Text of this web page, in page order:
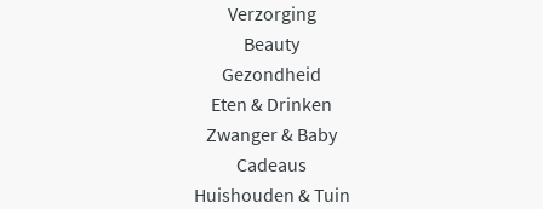
Verzorging
Beauty
Gezondheid
Eten & Drinken
Zwanger & Baby
Cadeaus
Huishouden & Tuin